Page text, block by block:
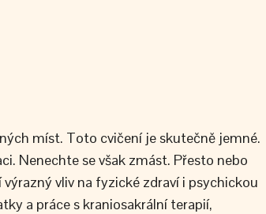
míst. Toto cvičení je skutečně jemné.
Nenechte se však zmást. Přesto nebo
vliv na fyzické zdraví i psychickou
a práce s kraniosakrální terapií,